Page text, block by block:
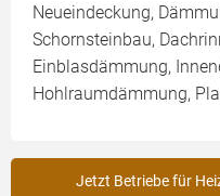
Neueindeckung,
Schornsteinbau,
Einblasdämmung,
Hohlraumdämmung,
Jetzt Betriebe für